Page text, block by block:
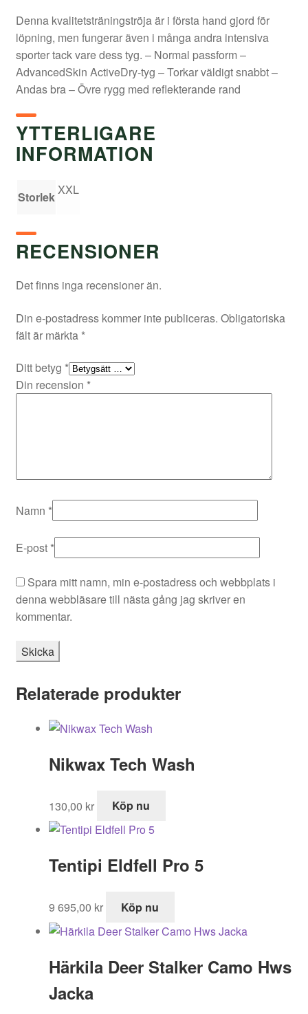
Denna kvalitetsträningströja är i första hand gjord för
löpning, men fungerar även i många andra intensiva
sporter tack vare dess tyg. – Normal passform –
AdvancedSkin ActiveDry-tyg – Torkar väldigt snabbt –
Andas bra – Övre rygg med reflekterande rand
YTTERLIGARE
INFORMATION
StorlekXXL
RECENSIONER
Det finns inga recensioner än.
Din e-postadress kommer inte publiceras. Obligatoriska
fält är märkta *
Ditt betyg *
Din recension *
Namn *
E-post *
Spara mitt namn, min e-postadress och webbplats i
denna webbläsare till nästa gång jag skriver en
kommentar.
Relaterade produkter
Nikwax Tech Wash
130,00 kr Köp nu
Tentipi Eldfell Pro 5
9 695,00 kr Köp nu
Härkila Deer Stalker Camo Hws
Jacka